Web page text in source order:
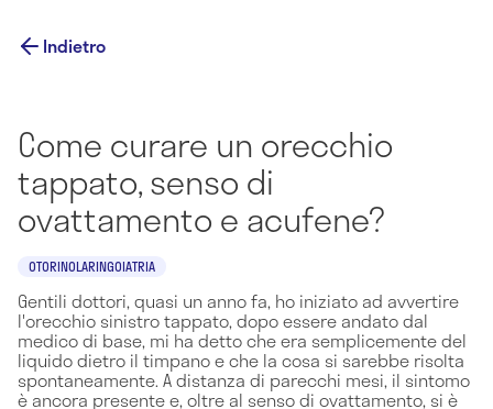
Indietro
Come curare un orecchio
tappato, senso di
ovattamento e acufene?
OTORINOLARINGOIATRIA
Gentili dottori, quasi un anno fa, ho iniziato ad avvertire
l'orecchio sinistro tappato, dopo essere andato dal
medico di base, mi ha detto che era semplicemente del
liquido dietro il timpano e che la cosa si sarebbe risolta
spontaneamente. A distanza di parecchi mesi, il sintomo
è ancora presente e, oltre al senso di ovattamento, si è